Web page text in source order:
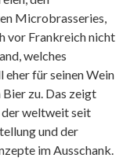
Microbrasseries,
vor Frankreich nicht
welches
für seinen Wein
zu. Das zeigt
der weltweit seit
und der
im Ausschank.